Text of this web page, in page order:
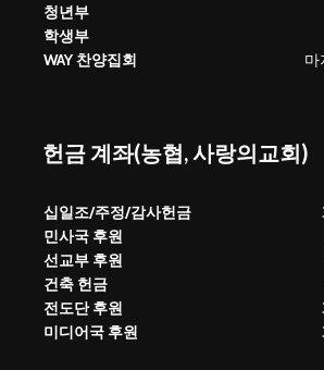
청년부
학생부
WAY 찬양집회
마
헌금 계좌(농협, 사랑의교회)
십일조/주정/감사헌금
민사국 후원
선교부 후원
건축 헌금
전도단 후원
미디어국 후원